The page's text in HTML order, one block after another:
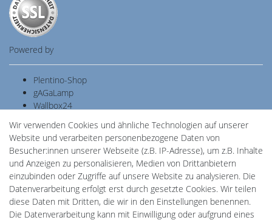
Powered by
Plentino-Shop
gAGaLamp
Wallbox24
Batteriespeicher
PlentiSolar
Gebrauchtlicht
Ledkauf
DEYESOLAR
Lightech Connect
CardanLight Europe
Wir verwenden Cookies und ähnliche Technologien auf unserer
Website und verarbeiten personenbezogene Daten von
Besucher:innen unserer Webseite (z.B. IP-Adresse), um z.B. Inhalte
und Anzeigen zu personalisieren, Medien von Drittanbietern
einzubinden oder Zugriffe auf unsere Website zu analysieren. Die
Datenverarbeitung erfolgt erst durch gesetzte Cookies. Wir teilen
diese Daten mit Dritten, die wir in den Einstellungen benennen.
Die Datenverarbeitung kann mit Einwilligung oder aufgrund eines